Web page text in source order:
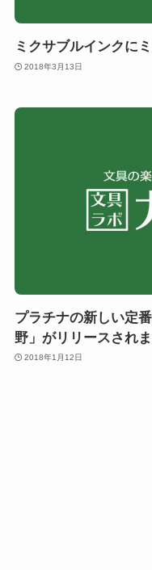
ミクサブルインクに
2018年3月13日
プラチナの新しい定
野」がリリースされ
2018年1月12日